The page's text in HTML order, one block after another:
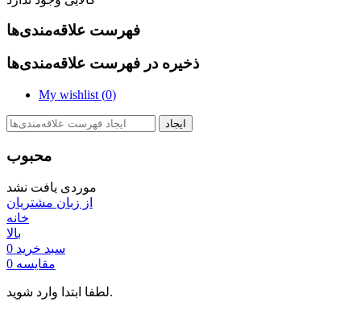
فهرست علاقه‌مندی‌ها
ذخیره در فهرست علاقه‌مندی‌ها
My wishlist (0)
ایجاد
محبوب
موردی یافت نشد
از زبان مشتریان
خانه
بالا
سبد خرید 0
مقایسه 0
لطفا ابتدا وارد شوید.